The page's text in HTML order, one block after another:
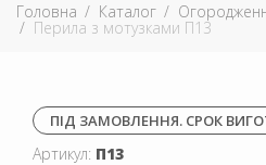
Головна Каталог
Перила з мотузками П13
ПІД ЗАМОВЛЕННЯ. СРОК
Артикул: П13